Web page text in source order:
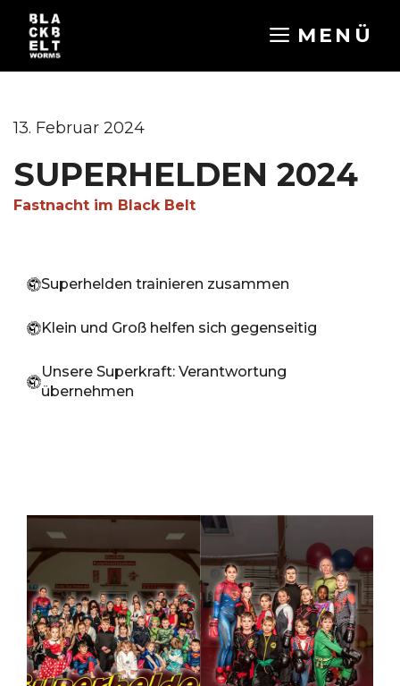
Zum
Inhalt
springen
MENÜ
13. Februar 2024
SUPERHELDEN 2024
Fastnacht im Black Belt
Superhelden trainieren zusammen
Klein und Groß helfen sich gegenseitig
Unsere Superkraft: Verantwortung
übernehmen